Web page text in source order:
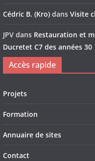
Cédric B. (Kro) dans Visite
JPV dans Restauration et
Ducretet C7 des années 30
Accès rapide
Projets
Formation
Annuaire de sites
Contact